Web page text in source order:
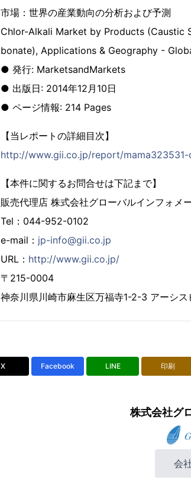
市場：世界の産業動向の分析および予測
Chlor-Alkali Market by Products (Caustic
bonate), Applications & Geography -
● 発行: MarketsandMarkets
● 出版日: 2014年12月10日
● ページ情報: 214 Pages
【当レポートの詳細目次】
http://www.gii.co.jp/report/
【本件に関するお問合せは下記まで】
販売代理店 株式会社グローバルインフォメ
Tel：044-952-0102
e-mail： jp-info@gii.co.jp
URL： http://www.gii.co.jp/
〒215-0004
神奈川県川崎市麻生区万福寺1-2-3 アーシス
X Facebook LINE 印刷
株式会社グ
会